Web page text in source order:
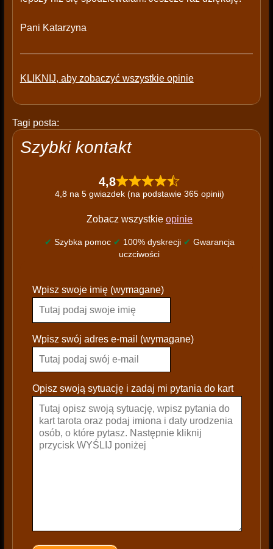
Pani Katarzyna
KLIKNIJ, aby zobaczyć wszystkie opinie
Tagi posta:
Szybki kontakt
4,8
4,8 na 5 gwiazdek (na podstawie 365 opinii)
Zobacz wszystkie opinie
✔ Szybka pomoc ✔ 100% dyskrecji ✔ Gwarancja
uczciwości
l
a
s
e
a
e
Wpisz swoje imię (wymagane)
Wpisz swój adres e-mail (wymagane)
Opisz swoją sytuację i zadaj mi pytania do kart